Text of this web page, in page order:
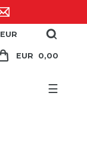
EUR
EUR 0,00
☰